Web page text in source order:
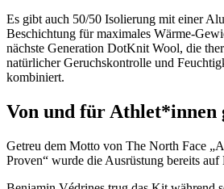
Es gibt auch 50/50 Isolierung mit einer
Beschichtung für maximales Wärme-
nächste Generation DotKnit Wool, die
natürlicher Geruchskontrolle und
kombiniert.
Von und für Athlet*innen
Getreu dem Motto von The North Face
Proven“ wurde die Ausrüstung bereits